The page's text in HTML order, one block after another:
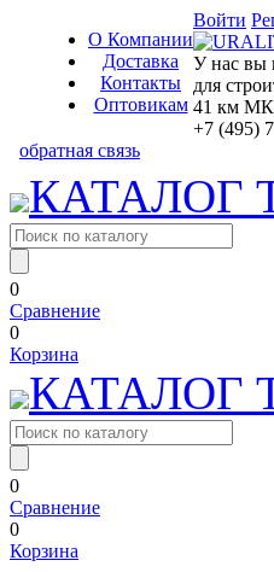
О Компании
Доставка
Контакты
Оптовикам
Войти
У нас вы
для
41 км
+7 (495)
обратная связь
КАТАЛОГ
0
Сравнение
0
Корзина
КАТАЛОГ
0
Сравнение
0
Корзина